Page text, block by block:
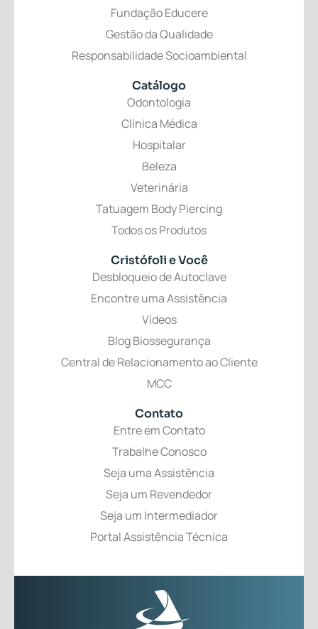
Fundação Educere
Gestão da Qualidade
Responsabilidade Socioambiental
Catálogo
Odontologia
Clínica Médica
Hospitalar
Beleza
Veterinária
Tatuagem Body Piercing
Todos os Produtos
Cristófolie Você
Desbloqueio de Autoclave
Encontre uma Assistência
Vídeos
Blog Biossegurança
Central de Relacionamento ao Cliente
MCC
Contato
Entre em Contato
Trabalhe Conosco
Seja uma Assistência
Seja um Revendedor
Seja um Intermediador
Portal Assistência Técnica